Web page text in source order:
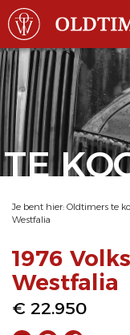
TE
Je bent hier: Oldtimers te
Westfalia
1976
Westfalia
€ 22.950